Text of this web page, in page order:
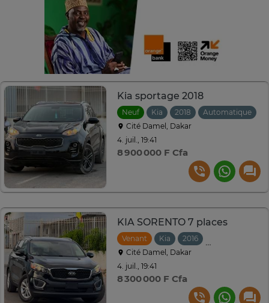
Kia sportage 2018
Neuf Kia 2018
Automatique
Cité Damel, Dakar
4. juil., 19:41
8 900 000 F Cfa
KIA SORENTO 7 places
Venant Kia 2016
Cité Damel, Dakar
4. juil., 19:41
8 300 000 F Cfa